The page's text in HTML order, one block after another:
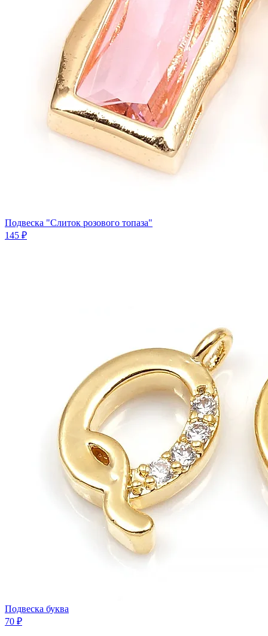
Подвеска "Слиток розового топаза"
145 ₽
Подвеска буква
70 ₽